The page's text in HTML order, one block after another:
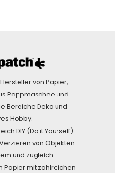
von Papier,
Pappmaschee und
Bereiche Deko und
Hobby.
DIY (Do it Yourself)
von Objekten
und zugleich
Papier mit zahlreichen